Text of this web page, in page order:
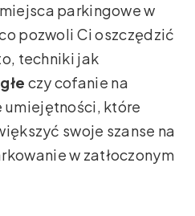
parkingowe w
pozwoli Ci oszczędzić
techniki jak
czy cofanie na
które
swoje szanse na
w zatłoczonym